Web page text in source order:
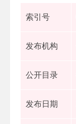
索引号
发布机构
公开目录
发布日期